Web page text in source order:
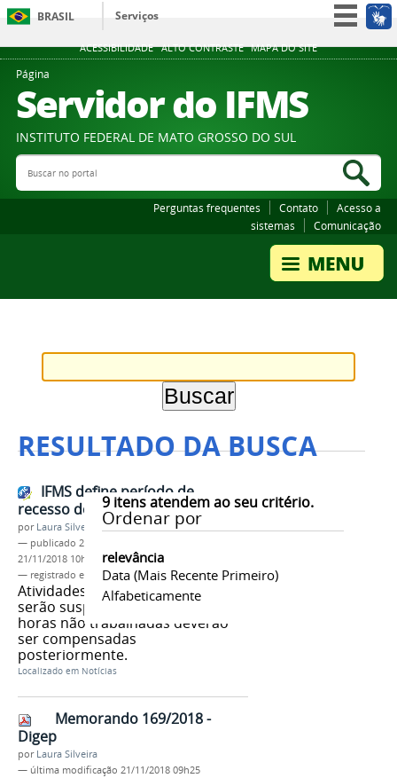
ACESSIBILIDADE ALTO CONTRASTE MAPA DO SITE
BRASIL
Serviços
Participe
Legislação
Canais
Página
Servidor do IFMS
INSTITUTO FEDERAL DE MATO GROSSO DO SUL
Buscar no portal
Perguntas frequentes Contato
Acesso a
sistemas
Comunicação
RESULTADO DA BUSCA
9itens atendem ao seu critério.
Ordenar por
relevância
Data (mais Recente Primeiro)
Alfabeticamente
IFMS define período de
recesso do final de ano
por Laura Silveira
— publicado 21/11/2018
21/11/2018 10h35
— registrado em:
Gestão de Pessoas,Recesso
Atividades entre Natal e Ano Novo
serão suspensas, sendo que as
horas não trabalhadas deverão
ser compensadas
posteriormente.
Localizado em Notícias
Memorando 169/2018 -
Digep
por Laura Silveira
— última modificação 21/11/2018 09h25